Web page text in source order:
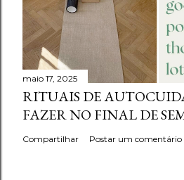
maio 17, 2025
RITUAIS DE
FAZER NO FINAL DE
Compartilhar Postar um comentário